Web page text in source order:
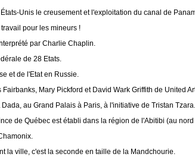
Unis le creusement et l'exploitation du canal de
pour les mineurs !
par Charlie Chaplin.
de 28 Etats.
et de l'Etat en Russie.
Mary Pickford et David Wark Griffith de United
au Grand Palais à Paris, à l'initiative de Tristan Tzara.
de Québec est établi dans la région de l'Abitibi (au
la ville, c'est la seconde en taille de la Mandchourie.